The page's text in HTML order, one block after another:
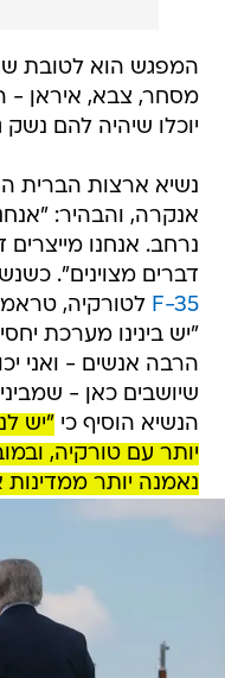
המפגש הוא לטובת
מסחר, צבא, איראן
יוכלו שיהיה להם נשק
נשיא ארצות הברית
אנקרה, והבהיר:
נרחב. אנחנו מייצרים
דברים מצוינים".
F-35 לטורקיה,
"יש בינינו מערכת
הרבה אנשים - ואני
שיושבים כאן -
הנשיא הוסיף כי "יש
יותר עם טורקיה,
נאמנה יותר